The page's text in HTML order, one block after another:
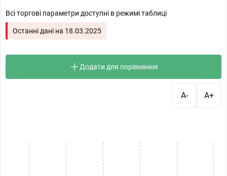
Всі торгові параметри доступні в режимі таблиці
Останні дані на 18.03.2025
Додати для порівняння
A- A+